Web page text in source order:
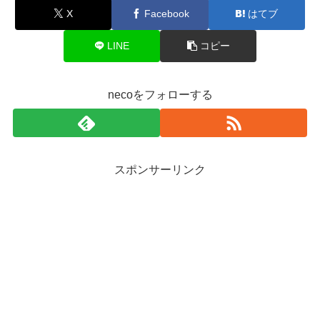
X Facebook はてブ
LINE コピー
necoをフォローする
スポンサーリンク